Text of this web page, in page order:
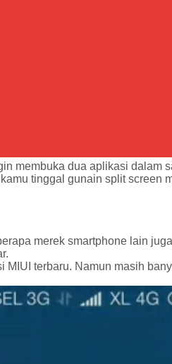
membuka dua aplikasi dalam
tinggal gunain split screen
merek smartphone lain
terbaru. Namun masih